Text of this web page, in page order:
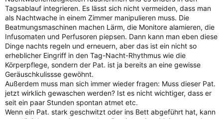
Tagsablauf integrieren. Es lässt sich nicht vermeiden, dass man
als Nachtwache in einem Zimmer manipulieren muss. Die
Beatmungsmaschinen machen Lärm, die Monitore alamieren, die
Infusomaten und Perfusoren piepsen. Dann kann man eben diese
Dinge nachts regeln und erneuern, aber das ist ein nicht so
erheblicher Eingriff in den Tag-Nacht-Rhythmus wie die
Körperpflege, sondern der Pat. ist ja bereits an eine gewisse
Geräuschkulissse gewöhnt.
Außerdem muss man sich immer wieder fragen: Muss dieser Pat.
jetzt wirklich gewaschen werden? Ist es nicht wichtiger, dass er
seit ein paar Stunden spontan atmet etc.
Wenn ein Pat. stark geschwitzt oder ins Bett abgeführt hat, kann